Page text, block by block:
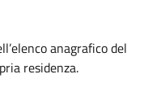
anagrafico del
residenza.